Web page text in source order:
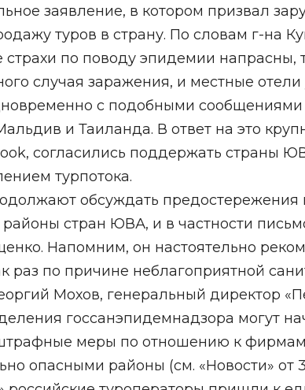
заявление, в котором призвал
туров в страну. По словам г-на
по поводу эпидемии напрасны,
случая заражения, и местные
с подобными
и Таиланда. В ответ на это
согласились поддержать страны
турпотока.
обсуждать предостережения
стран ЮВА, и в частности
Напомним, он настоятельно
раз по причине неблагоприятной
Мохов, генеральный директор
госсанэпидемнадзора могут
штрафные меры по отношению к
опасными районы (см. «Новости» от